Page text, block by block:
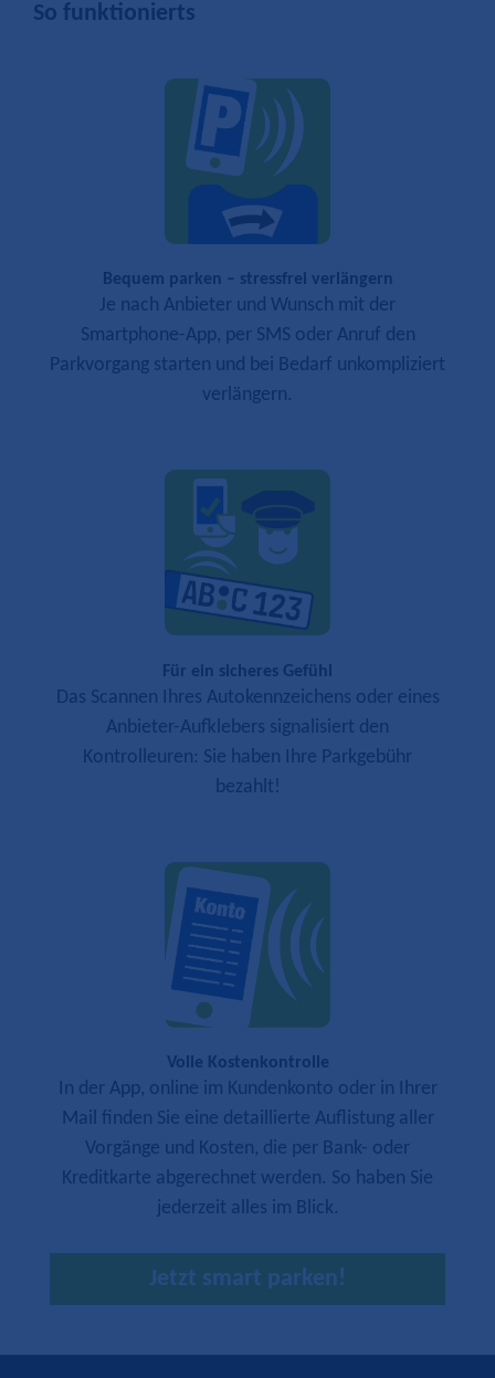
So funktionierts
Bequem parken – stressfrei verlängern
Je nach Anbieter und Wunsch mit der
Smartphone-App, per SMS oder Anruf den
Parkvorgang starten und bei Bedarf unkompliziert
verlängern.
Für ein sicheres Gefühl
Das Scannen Ihres Autokennzeichens oder eines
Anbieter-Aufklebers signalisiert den
Kontrolleuren: Sie haben Ihre Parkgebühr
bezahlt!
Volle Kostenkontrolle
In der App, online im Kundenkonto oder in Ihrer
Mail finden Sie eine detaillierte Auflistung aller
Vorgänge und Kosten, die per Bank- oder
Kreditkarte abgerechnet werden. So haben Sie
jederzeit alles im Blick.
Jetzt smart parken!